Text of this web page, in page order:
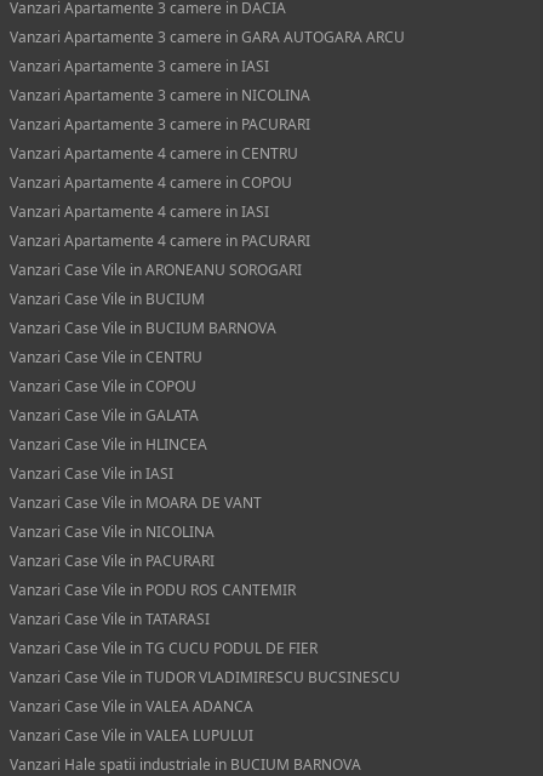
Vanzari Apartamente 3 camere in DACIA
Vanzari Apartamente 3 camere in GARA AUTOGARA ARCU
Vanzari Apartamente 3 camere in IASI
Vanzari Apartamente 3 camere in NICOLINA
Vanzari Apartamente 3 camere in PACURARI
Vanzari Apartamente 4 camere in CENTRU
Vanzari Apartamente 4 camere in COPOU
Vanzari Apartamente 4 camere in IASI
Vanzari Apartamente 4 camere in PACURARI
Vanzari Case Vile in ARONEANU SOROGARI
Vanzari Case Vile in BUCIUM
Vanzari Case Vile in BUCIUM BARNOVA
Vanzari Case Vile in CENTRU
Vanzari Case Vile in COPOU
Vanzari Case Vile in GALATA
Vanzari Case Vile in HLINCEA
Vanzari Case Vile in IASI
Vanzari Case Vile in MOARA DE VANT
Vanzari Case Vile in NICOLINA
Vanzari Case Vile in PACURARI
Vanzari Case Vile in PODU ROS CANTEMIR
Vanzari Case Vile in TATARASI
Vanzari Case Vile in TG CUCU PODUL DE FIER
Vanzari Case Vile in TUDOR VLADIMIRESCU BUCSINESCU
Vanzari Case Vile in VALEA ADANCA
Vanzari Case Vile in VALEA LUPULUI
Vanzari Hale spatii industriale in BUCIUM BARNOVA